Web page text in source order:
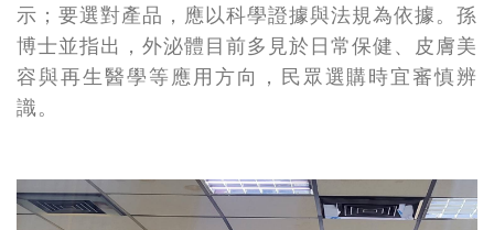
示；要選對產品，應以科學證據與法規為依據。孫
博士並指出，外泌體目前多見於日常保健、皮膚美
容與再生醫學等應用方向，民眾選購時宜審慎辨
識。